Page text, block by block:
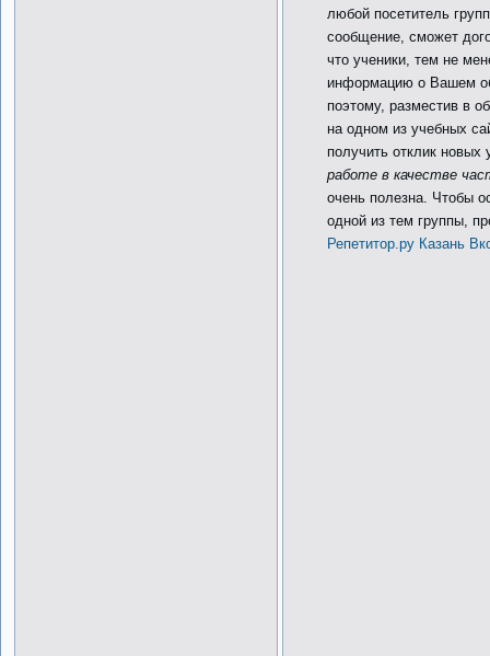
любой посетитель
сообщение, сможет
что ученики, тем не
информацию о Вашем
поэтому, разместив в
на одном из учебных
получить отклик
работе в качестве
очень полезна. Чтобы
одной из тем группы,
Репетитор.ру Казань